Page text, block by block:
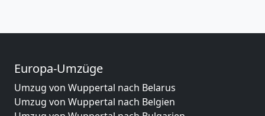
Europa-Umzüge
Umzug von Wuppertal nach Belarus
Umzug von Wuppertal nach Belgien